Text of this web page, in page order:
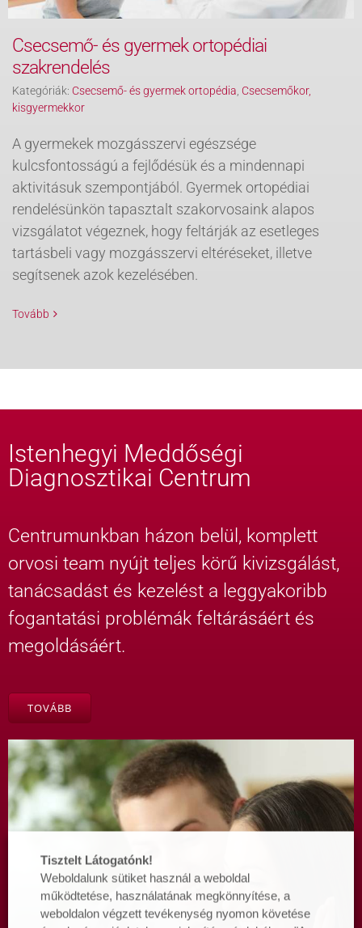
Csecsemő- és gyermek ortopédiai
szakrendelés
Kategóriák: Csecsemő- és gyermek ortopédia, Csecsemőkor,
kisgyermekkor
A gyermekek mozgásszervi egészsége
kulcsfontosságú a fejlődésük és a mindennapi
aktivitásuk szempontjából. Gyermek ortopédiai
rendelésünkön tapasztalt szakorvosaink alapos
vizsgálatot végeznek, hogy feltárják az esetleges
tartásbeli vagy mozgásszervi eltéréseket, illetve
segítsenek azok kezelésében.
Tovább
Istenhegyi Meddőségi
Diagnosztikai Centrum
Centrumunkban házon belül, komplett
orvosi team nyújt teljes körű kivizsgálást,
tanácsadást és kezelést a leggyakoribb
fogantatási problémák feltárásáért és
megoldásáért.
TOVÁBB
Tisztelt Látogatónk!
Weboldalunk sütiket használ a weboldal
működtetése, használatának megkönnyítése, a
weboldalon végzett tevékenység nyomon követése